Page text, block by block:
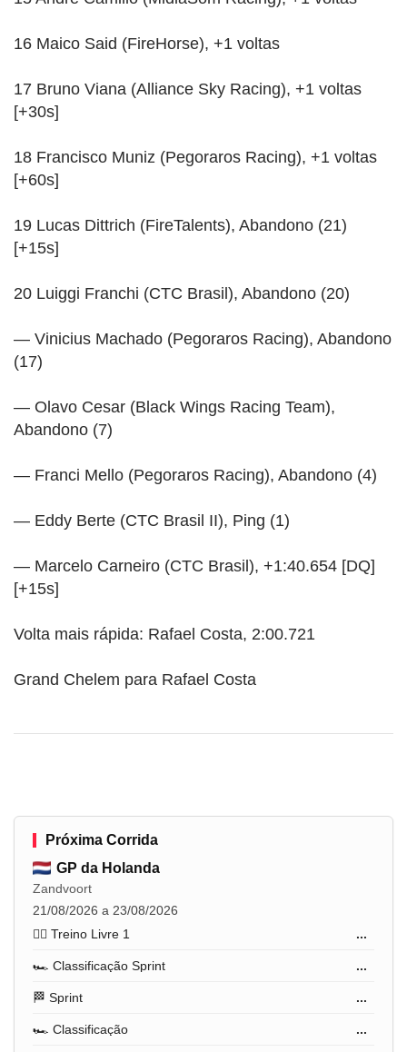
16 Maico Said (FireHorse), +1 voltas
17 Bruno Viana (Alliance Sky Racing), +1 voltas
[+30s]
18 Francisco Muniz (Pegoraros Racing), +1 voltas
[+60s]
19 Lucas Dittrich (FireTalents), Abandono (21)
[+15s]
20 Luiggi Franchi (CTC Brasil), Abandono (20)
— Vinicius Machado (Pegoraros Racing), Abandono
(17)
— Olavo Cesar (Black Wings Racing Team),
Abandono (7)
— Franci Mello (Pegoraros Racing), Abandono (4)
— Eddy Berte (CTC Brasil II), Ping (1)
— Marcelo Carneiro (CTC Brasil), +1:40.654 [DQ]
[+15s]
Volta mais rápida: Rafael Costa, 2:00.721
Grand Chelem para Rafael Costa
Próxima Corrida
GP da Holanda
Zandvoort
21/08/2026 a 23/08/2026
🏋️‍♂️ Treino Livre 1
...
🏎️ Classificação Sprint ...
🏁 Sprint ...
🏎️ Classificação ...